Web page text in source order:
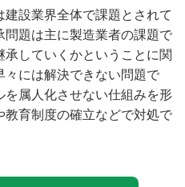
設業界全体で課題とされて
題は主に製造業者の課題で
していくかということに関
々には解決できない問題で
属人化させない仕組みを形
育制度の確立などで対処で